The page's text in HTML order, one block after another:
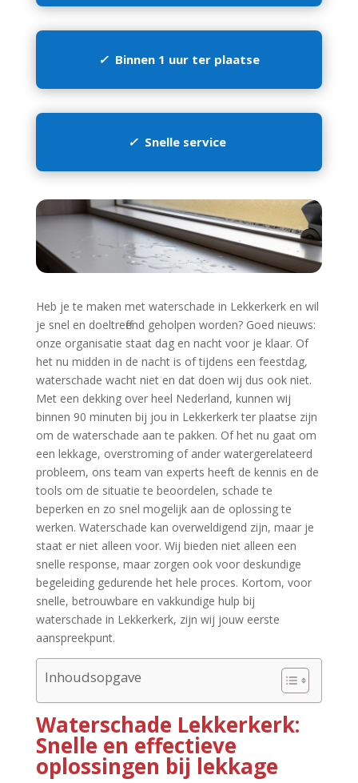
✓Binnen 1 uur ter plaatse
✓ Snelle service
Heb je te maken met waterschade in Lekkerkerk en wil
je snel en doeltreffend geholpen worden? Goed nieuws:
onze organisatie staat dag en nacht voor je klaar.​ Of
het nu midden in de nacht is of tijdens een feestdag,
waterschade wacht niet en dat doen wij dus ook niet.​
Met een dekking over heel Nederland, kunnen wij
binnen 90 minuten bij jou in Lekkerkerk ter plaatse zijn
om de waterschade aan te pakken.​ Of het nu gaat om
een lekkage, overstroming of ander watergerelateerd
probleem, ons team van experts heeft de kennis en de
tools om de situatie te beoordelen, schade te
beperken en zo snel mogelijk aan de oplossing te
werken.​ Waterschade kan overweldigend zijn, maar je
staat er niet alleen voor.​ Wij bieden niet alleen een
snelle response, maar zorgen ook voor deskundige
begeleiding gedurende het hele proces.​ Kortom, voor
snelle, betrouwbare en vakkundige hulp bij
waterschade in Lekkerkerk, zijn wij jouw eerste
aanspreekpunt.​
Inhoudsopgave
Waterschade Lekkerkerk:
Snelle en effectieve
oplossingen bij lekkage